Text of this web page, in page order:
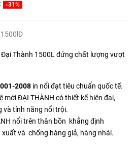
-31%
Thành 1500L đứng chất lượng vượt
2008 in nổi đạt tiêu chuẩn quốc tế.
mới ĐẠI THÀNH có thiết kế hiện đại,
và tính năng nổi trội.
nổi trên thân bồn khẳng định
và chống hàng giả, hàng nhái.